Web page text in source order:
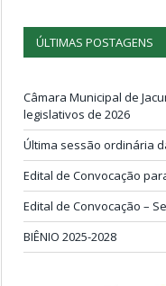
ÚLTIMAS POSTAGENS
Câmara Municipal de
legislativos de 2026
Última sessão ordinária
Edital de Convocação
Edital de Convocação –
BIÊNIO 2025-2028